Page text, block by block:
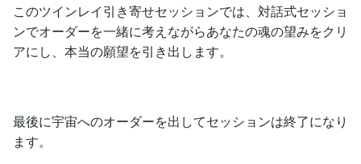
このツインレイ引き寄せセッションでは、対話式セッショ
ンでオーダーを一緒に考えながらあなたの魂の望みをクリ
アにし、本当の願望を引き出します。
最後に宇宙へのオーダーを出してセッションは終了になり
ます。